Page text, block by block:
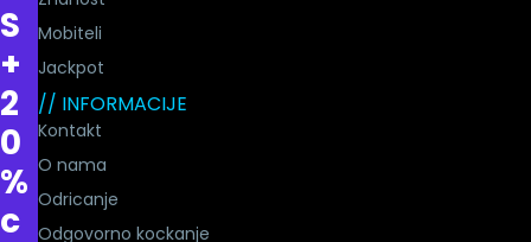
S
+
2
0
%
c
Mobiteli
Jackpot
// INFORMACIJE
Kontakt
O nama
Odricanje
Odgovorno kockanje